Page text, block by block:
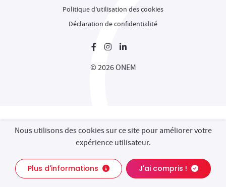
Nous utilisons des cookies sur ce site pour améliorer votre
expérience utilisateur.
Plus d'informations J'ai compris !
Chat
Politique d’utilisation des cookies
Déclaration de confidentialité
Nouvelle fenêtre
Nouvelle fenêtre
Nouvelle fenêtre
© 2026 ONEM